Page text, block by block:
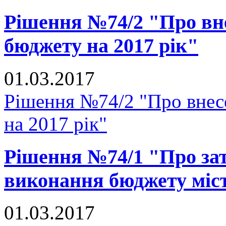
Рішення №74/2 "Про
бюджету на 2017 рік"
01.03.2017
Рішення №74/2 "Про
на 2017 рік"
Рішення №74/1 "Про
виконання бюджету
01.03.2017